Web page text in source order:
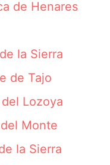
de Henares
la Sierra
de Tajo
Lozoya
Monte
la Sierra